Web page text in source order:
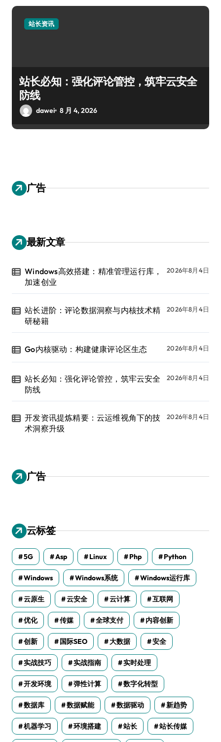
站长资讯
站长必知：强化评论管控，筑牢云安全
防线
dawei 8 月 4, 2026
广告
最新文章
Windows高效搭建：精准管理运行库，
加速创业
2026年8月4日
站长进阶：评论数据洞察与内核技术精
研秘籍
2026年8月4日
Go内核驱动：构建健康评论区生态 2026年8月4日
站长必知：强化评论管控，筑牢云安全
防线
2026年8月4日
开发资讯提炼精要：云运维视角下的技
术洞察升级
2026年8月4日
广告
云标签
5G Asp Linux Php Python
Windows Windows系统 Windows运行库
云原生 云安全 云计算 互联网
优化 传媒 全球支付 内容创新
创新 国际SEO 大数据 安全
实战技巧 实战指南 实时处理
开发环境 弹性计算 数字化转型
数据库 数据赋能 数据驱动 新趋势
机器学习 环境搭建 站长 站长传媒